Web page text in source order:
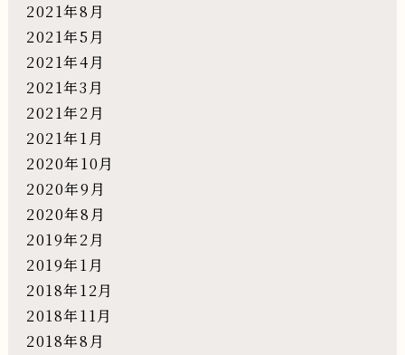
2021年8月
2021年5月
2021年4月
2021年3月
2021年2月
2021年1月
2020年10月
2020年9月
2020年8月
2019年2月
2019年1月
2018年12月
2018年11月
2018年8月